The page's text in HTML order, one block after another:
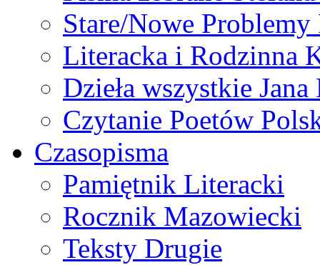
Stare/Nowe
Literacka i Rodzinna
Dzieła wszystkie
Czytanie Poetów
Czasopisma
Pamiętnik Literacki
Rocznik Mazowiecki
Teksty Drugie